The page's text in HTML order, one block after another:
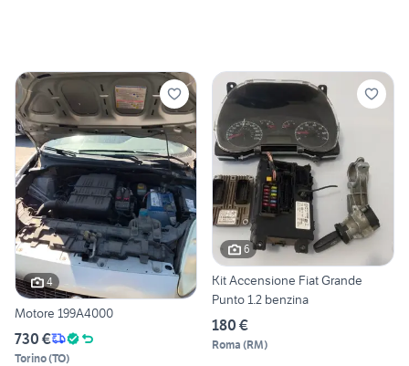
4
Motore 199A4000
730 €
Torino(TO)
6
Kit Accensione Fiat Grande
Punto 1.2 benzina
180 €
Roma (RM)